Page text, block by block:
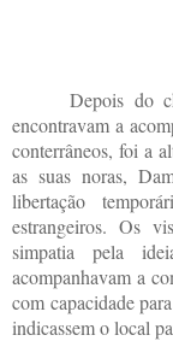
Depois do
encontravam a
conterrâneos, foi a
as suas noras,
libertação
estrangeiros. Os
simpatia pela
acompanhavam a
com capacidade
indicassem o local